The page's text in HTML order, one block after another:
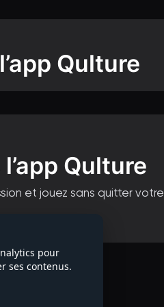
Qulture
Qulture
et jouez sans quitter votre
pour
ses contenus.